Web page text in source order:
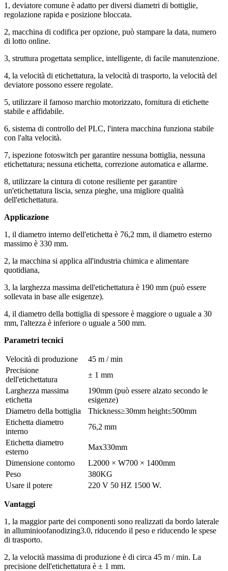
1, deviatore comune è adatto per diversi diametri di bottiglie,
regolazione rapida e posizione bloccata.
2, macchina di codifica per opzione, può stampare la data, numero
di lotto online.
3, struttura progettata semplice, intelligente, di facile manutenzione.
4, la velocità di etichettatura, la velocità di trasporto, la velocità del
deviatore possono essere regolate.
5, utilizzare il famoso marchio motorizzato, fornitura di etichette
stabile e affidabile.
6, sistema di controllo del PLC, l'intera macchina funziona stabile
con l'alta velocità.
7, ispezione fotoswitch per garantire nessuna bottiglia, nessuna
etichettatura; nessuna etichetta, correzione automatica e allarme.
8, utilizzare la cintura di cotone resiliente per garantire
un'etichettatura liscia, senza pieghe, una migliore qualità
dell'etichettatura.
Applicazione
1, il diametro interno dell'etichetta è 76,2 mm, il diametro esterno
massimo è 330 mm.
2, la macchina si applica all'industria chimica e alimentare
quotidiana,
3, la larghezza massima dell'etichettatura è 190 mm (può essere
sollevata in base alle esigenze).
4, il diametro della bottiglia di spessore è maggiore o uguale a 30
mm, l'altezza è inferiore o uguale a 500 mm.
Parametri tecnici
Velocità di produzione
45 m / min
Precisione
dell'etichettatura
± 1 mm
Larghezza massima
etichetta
190mm (può essere alzato secondo le
esigenze)
Diametro della bottiglia
Thickness≥30mm height≤500mm
Etichetta diametro
interno
76,2 mm
Etichetta diametro
esterno
Max330mm
Dimensione contorno
L2000 × W700 × 1400mm
Peso
380KG
Usare il potere
220 V 50 HZ 1500 W.
Vantaggi
1, la maggior parte dei componenti sono realizzati da bordo laterale
in alluminioofanodizing3.0, riducendo il peso e riducendo le spese
di trasporto.
2, la velocità massima di produzione è di circa 45 m / min. La
precisione dell'etichettatura è ± 1 mm.